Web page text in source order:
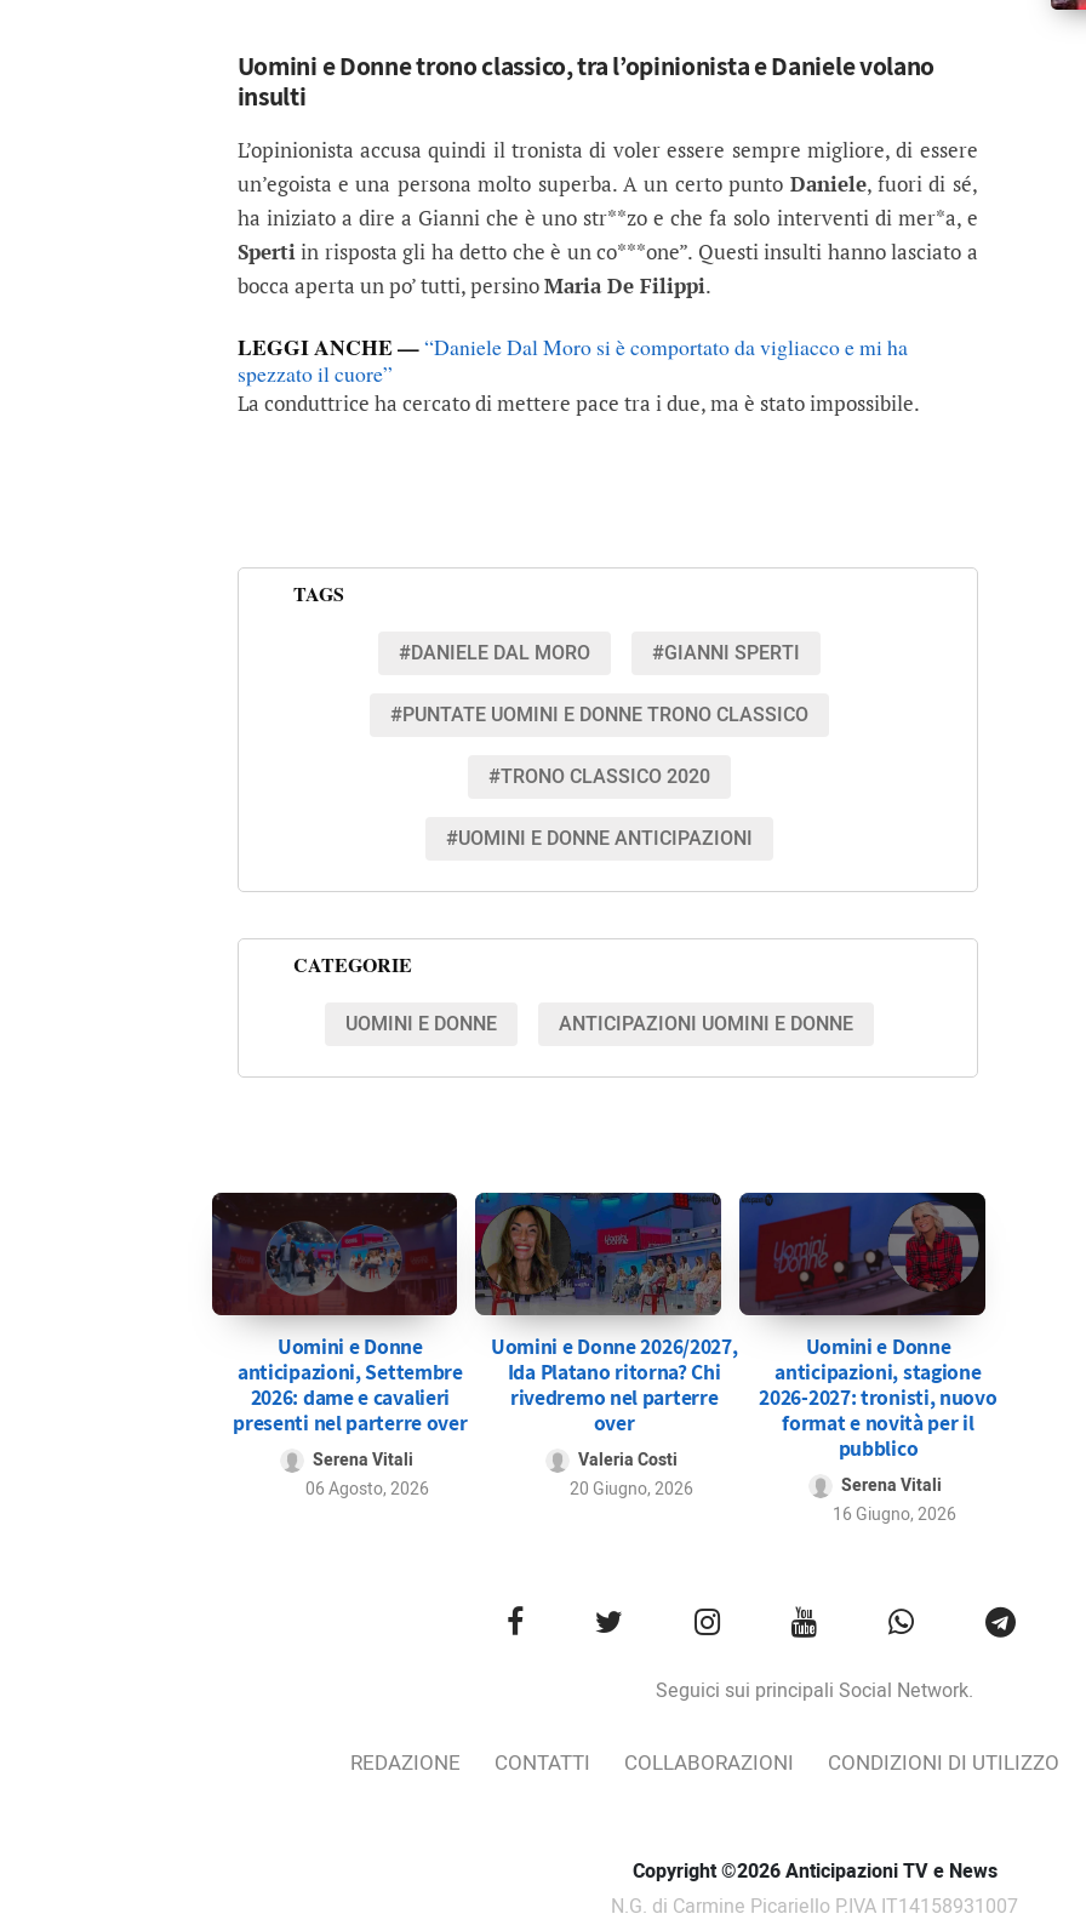
Uomini e Donne trono classico, tra l’opinionista e Daniele volano
insulti
L’opinionista accusa quindi il tronista di voler essere sempre migliore, di essere
un’egoista e una persona molto superba. A un certo punto Daniele, fuori di sé,
ha iniziato a dire a Gianni che è uno str**zo e che fa solo interventi di mer*a, e
Spertiin risposta gli ha detto che è un co***one”. Questi insulti hanno lasciato a
bocca aperta un po’ tutti, persinoMaria De Filippi.
LEGGI ANCHE —“Daniele Dal Moro si è comportato da vigliacco e mi ha
spezzato il cuore”
La conduttrice ha cercato di mettere pace tra i due, ma è stato impossibile.
TAGS
#DANIELE DAL MORO #GIANNI SPERTI
#PUNTATE UOMINI E DONNE TRONO CLASSICO
#TRONO CLASSICO 2020
#UOMINI E DONNE ANTICIPAZIONI
CATEGORIE
UOMINI E DONNE ANTICIPAZIONI UOMINI E DONNE
Uomini e Donne
anticipazioni, Settembre
2026: dame e cavalieri
presenti nel parterre over
Serena Vitali
06 Agosto, 2026
Uomini e Donne 2026/2027,
Ida Platano ritorna? Chi
rivedremo nel parterre
over
Valeria Costi
20 Giugno, 2026
Uomini e Donne
anticipazioni, stagione
2026-2027: tronisti, nuovo
format e novità per il
pubblico
Serena Vitali
16 Giugno, 2026
Seguici sui principali Social Network.
REDAZIONE CONTATTI COLLABORAZIONI CONDIZIONI DI UTILIZZO
Copyright ©2026 Anticipazioni TV e News
N.G. di Carmine Picariello P.IVA IT14158931007